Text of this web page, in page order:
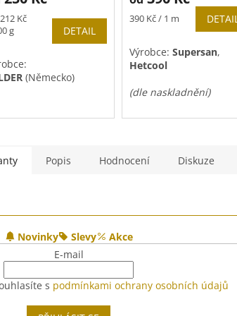
Kč
g
DETAIL
(Německo)
Měrná
390 Kč / 1 m DETAIL
Výrobce:Supersan,
Hetcool
(dle naskladnění)
Popis Hodnocení Diskuze
Novinky Slevy
Akce
E-mail
s podmínkami ochrany osobních údajů